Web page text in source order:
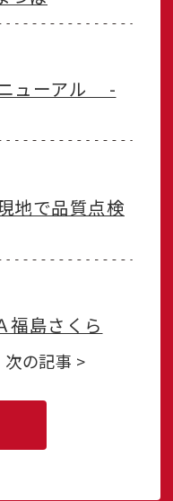
ューアル -
地で品質点検
福島さくら
次の記事 >